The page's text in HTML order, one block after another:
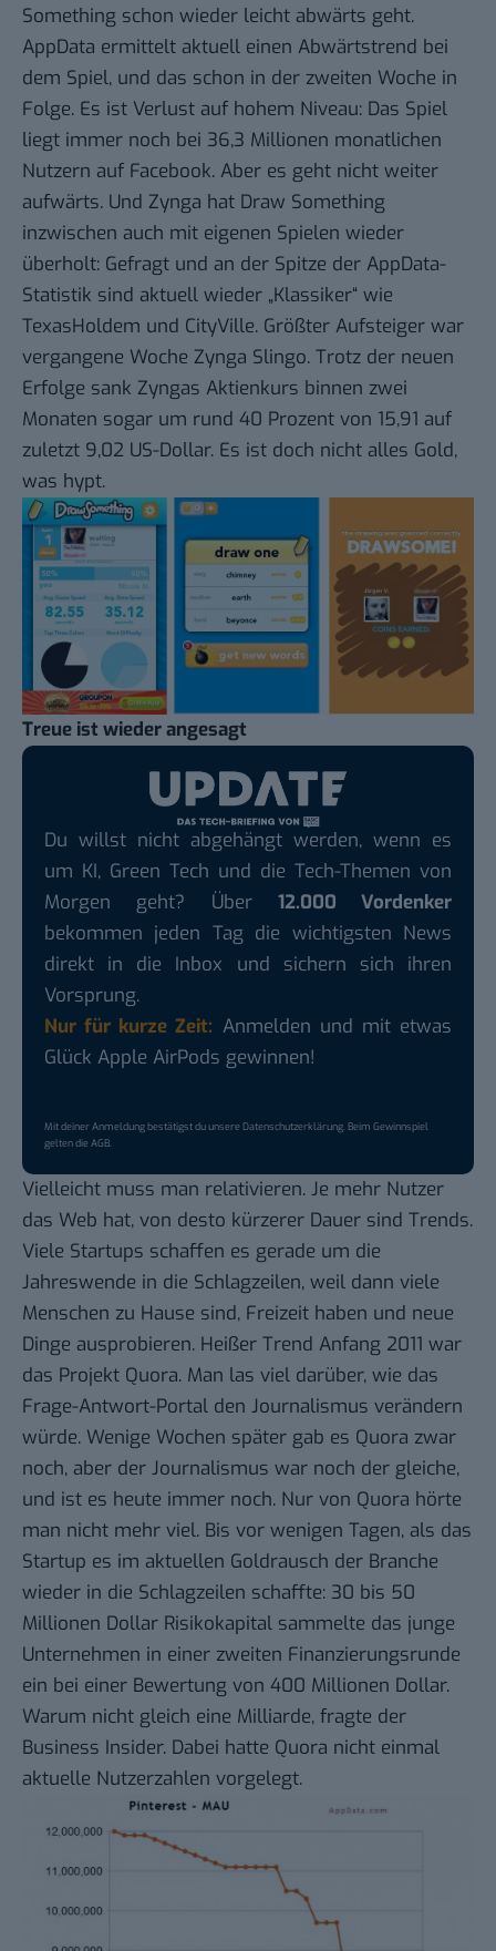
Something schon wieder leicht abwärts geht.
AppData ermittelt aktuell einen Abwärtstrend bei
dem Spiel, und das schon in der zweiten Woche in
Folge. Es ist Verlust auf hohem Niveau: Das Spiel
liegt immer noch bei 36,3 Millionen monatlichen
Nutzern auf Facebook. Aber es geht nicht weiter
aufwärts. Und Zynga hat Draw Something
inzwischen auch mit eigenen Spielen wieder
überholt: Gefragt und an der Spitze der AppData-
Statistik sind aktuell wieder „Klassiker“ wie
TexasHoldem und CityVille. Größter Aufsteiger war
vergangene Woche Zynga Slingo. Trotz der neuen
Erfolge sank Zyngas Aktienkurs binnen zwei
Monaten sogar um rund 40 Prozent von 15,91 auf
zuletzt 9,02 US-Dollar. Es ist doch nicht alles Gold,
was hypt.
Treue ist wieder angesagt
Du willst nicht abgehängt werden, wenn es
um KI, Green Tech und die Tech-Themen von
Morgen geht? Über 12.000 Vordenker
bekommen jeden Tag die wichtigsten News
direkt in die Inbox und sichern sich ihren
Vorsprung.
Nur für kurze Zeit: Anmelden und mit etwas
Glück Apple AirPods gewinnen!
Mit deiner Anmeldung bestätigst du unsereDatenschutzerklärung. Beim Gewinnspiel
gelten dieAGB.
Vielleicht muss man relativieren. Je mehr Nutzer
das Web hat, von desto kürzerer Dauer sind Trends.
Viele Startups schaffen es gerade um die
Jahreswende in die Schlagzeilen, weil dann viele
Menschen zu Hause sind, Freizeit haben und neue
Dinge ausprobieren. Heißer Trend Anfang 2011 war
das Projekt Quora. Man las viel darüber, wie das
Frage-Antwort-Portal den Journalismus verändern
würde. Wenige Wochen später gab es Quora zwar
noch, aber der Journalismus war noch der gleiche,
und ist es heute immer noch. Nur von Quora hörte
man nicht mehr viel. Bis vor wenigen Tagen, als das
Startup es im aktuellen Goldrausch der Branche
wieder in die Schlagzeilen schaffte: 30 bis 50
Millionen Dollar Risikokapital sammelte das junge
Unternehmen in einer zweiten Finanzierungsrunde
ein bei einer Bewertung von 400 Millionen Dollar.
Warum nicht gleich eine Milliarde, fragte der
Business Insider. Dabei hatte Quora nicht einmal
aktuelle Nutzerzahlen vorgelegt.